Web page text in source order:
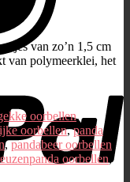
van zo’n 1,5 cm
van polymeerklei, het
oorbellen,
oorbellen,panda
,pandabeer oorbellen
oorbellen